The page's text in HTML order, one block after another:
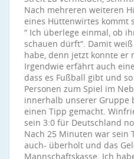
Nach mehreren weiteren
eines Hüttenwirtes kommt
“ Ich überlege einmal, ob
schauen dürft“. Damit
habe, denn jetzt konnte er
Irgendwie erfährt auch
dass es Fußball gibt und
Personen zum Spiel im
innerhalb unserer Gruppe
einen Tipp gemacht.
sein 3:0 für Deutschland
Nach 25 Minuten war sein
auch- überholt und das
Mannschaftskasse. Ich